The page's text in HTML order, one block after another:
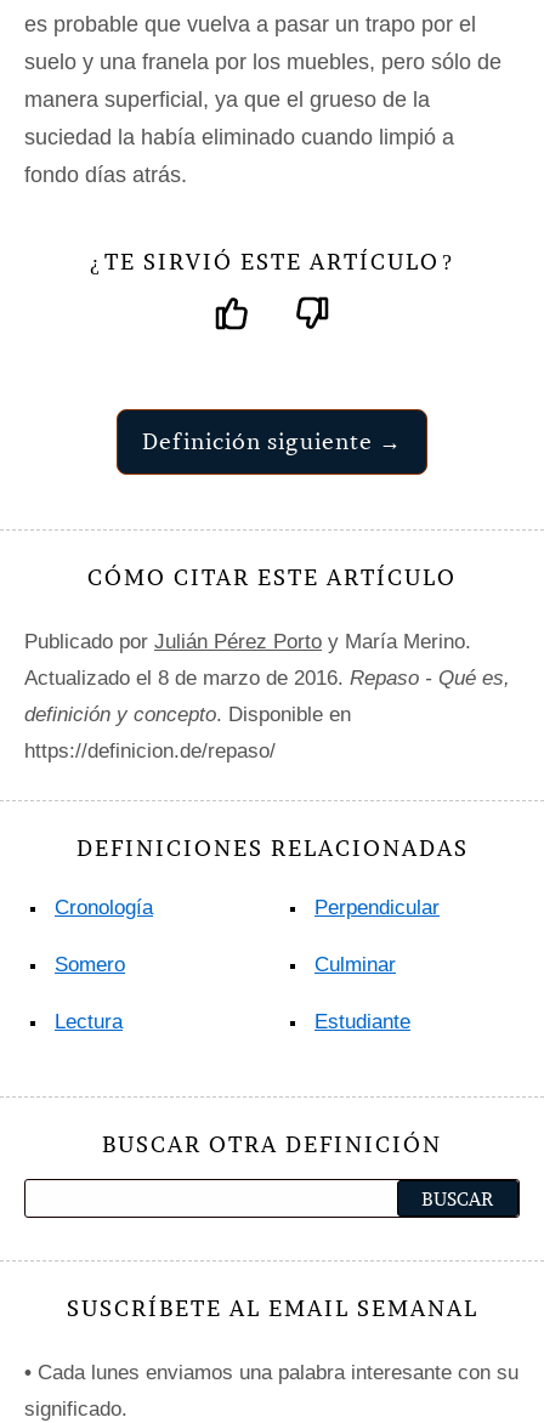
es probable que vuelva a pasar un trapo por el
suelo y una franela por los muebles, pero sólo de
manera superficial, ya que el grueso de la
suciedad la había eliminado cuando limpió a
fondo días atrás.
¿ TE SIRVIÓ ESTE ARTÍCULO ?
Definición siguiente →
CÓMO CITAR ESTE ARTÍCULO
Publicado por Julián Pérez Porto y María Merino.
Actualizado el 8 de marzo de 2016. Repaso - Qué es,
definición y concepto. Disponible en
https://definicion.de/repaso/
DEFINICIONES RELACIONADAS
Cronología
Somero
Lectura
Perpendicular
Culminar
Estudiante
BUSCAR OTRA DEFINICIÓN
SUSCRÍBETE AL EMAIL SEMANAL
• Cada lunes enviamos una palabra interesante con su
significado.